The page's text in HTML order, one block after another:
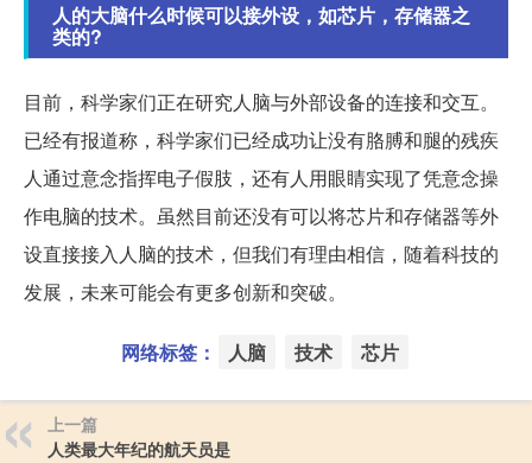
人的大脑什么时候可以接外设，如芯片，存储器之
类的?
目前，科学家们正在研究人脑与外部设备的连接和交互。
已经有报道称，科学家们已经成功让没有胳膊和腿的残疾
人通过意念指挥电子假肢，还有人用眼睛实现了凭意念操
作电脑的技术。虽然目前还没有可以将芯片和存储器等外
设直接接入人脑的技术，但我们有理由相信，随着科技的
发展，未来可能会有更多创新和突破。
网络标签： 人脑 技术 芯片
上一篇
人类最大年纪的航天员是